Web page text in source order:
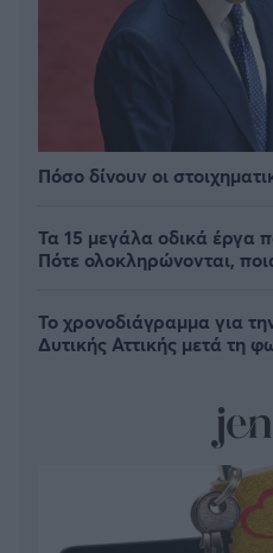
Πόσο δίνουν οι
Τα 15 μεγάλα οδικά έργα
Πότε ολοκληρώνονται,
Το χρονοδιάγραμμα για
Δυτικής Αττικής μετά τη